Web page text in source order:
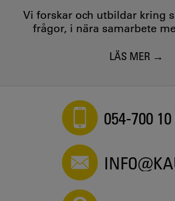
Vi forskar och utbildar kring
frågor, i nära samarbete
LÄS MER
054-700